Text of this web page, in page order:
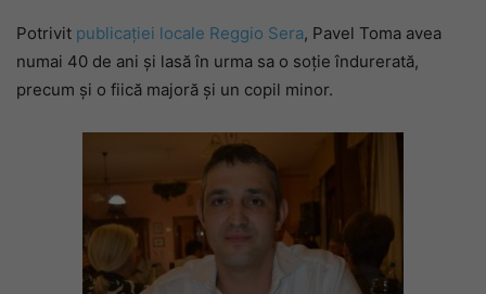
Potrivit publicației locale Reggio Sera, Pavel Toma avea
numai 40 de ani și lasă în urma sa o soție îndurerată,
precum și o fiică majoră și un copil minor.